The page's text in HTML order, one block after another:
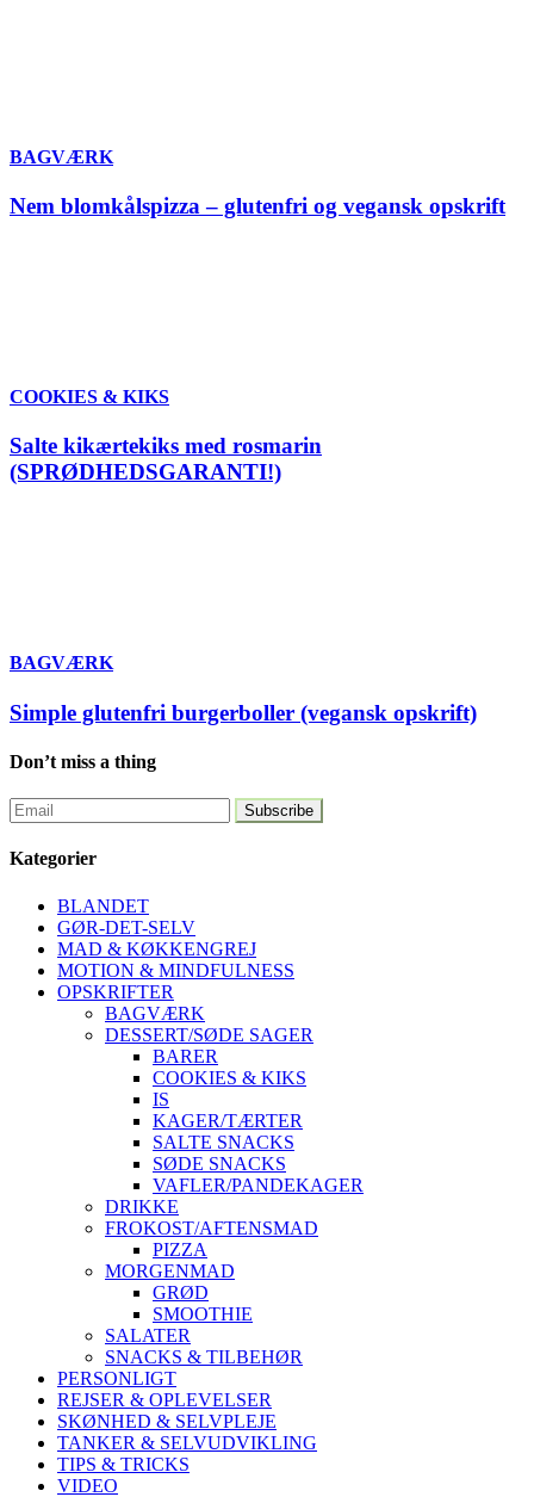
BAGVÆRK
Nem blomkålspizza – glutenfri og vegansk opskrift
COOKIES & KIKS
Salte kikærtekiks med rosmarin
(SPRØDHEDSGARANTI!)
BAGVÆRK
Simple glutenfri burgerboller (vegansk opskrift)
Don’t miss a thing
Kategorier
BLANDET
GØR-DET-SELV
MAD & KØKKENGREJ
MOTION & MINDFULNESS
OPSKRIFTER
BAGVÆRK
DESSERT/SØDE SAGER
BARER
COOKIES & KIKS
IS
KAGER/TÆRTER
SALTE SNACKS
SØDE SNACKS
VAFLER/PANDEKAGER
DRIKKE
FROKOST/AFTENSMAD
PIZZA
MORGENMAD
GRØD
SMOOTHIE
SALATER
SNACKS & TILBEHØR
PERSONLIGT
REJSER & OPLEVELSER
SKØNHED & SELVPLEJE
TANKER & SELVUDVIKLING
TIPS & TRICKS
VIDEO